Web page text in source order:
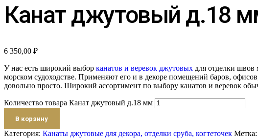
Канат джутовый д.18
6 350,00 ₽
У нас есть широкий выбор канатов и веревок джутовых для отделки
морском судоходстве. Применяют его и в декоре помещений баров,
довольно просто. Широкий ассортимент по выбору канатов и веревок
Количество товара Канат джутовый д.18 мм
В корзину
Категория: Канаты джутовые для декора, отделки сруба, когтеточек Метка: